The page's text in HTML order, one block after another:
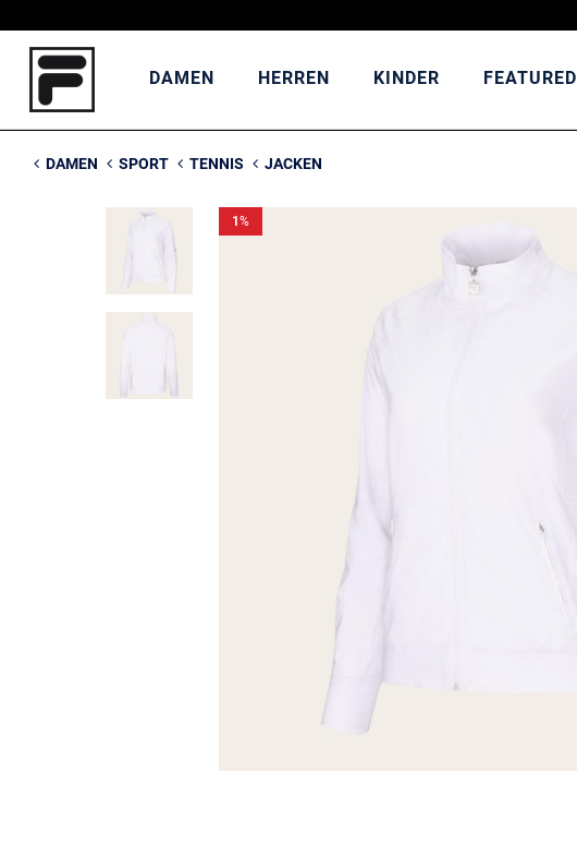
DAMEN HERREN KINDER FEATURED
DAMEN SPORT TENNIS JACKEN
1 %